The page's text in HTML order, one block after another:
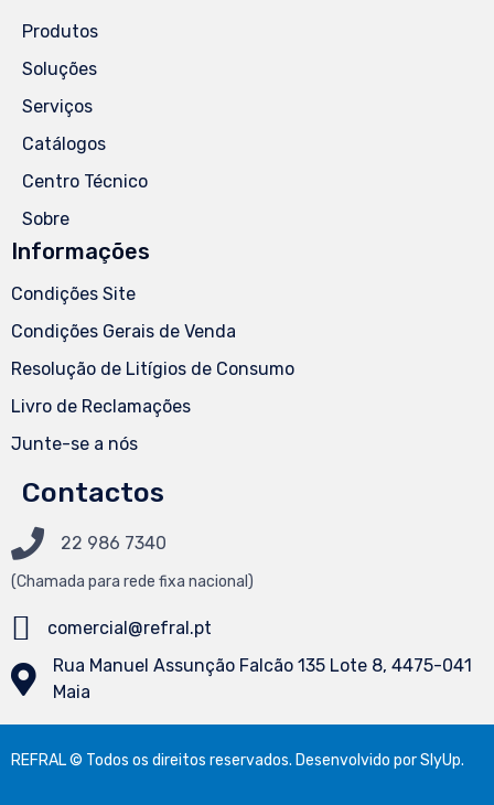
Produtos
Soluções
Serviços
Catálogos
Centro Técnico
Sobre
Informações
Condições Site
Condições Gerais de Venda
Resolução de Litígios de Consumo
Livro de Reclamações
Junte-se a nós
Contactos
22 986 7340
(Chamada para rede fixa nacional)
comercial@refral.pt
Rua Manuel Assunção Falcão 135 Lote 8, 4475-041
Maia
REFRAL © Todos os direitos reservados. Desenvolvido porSlyUp.